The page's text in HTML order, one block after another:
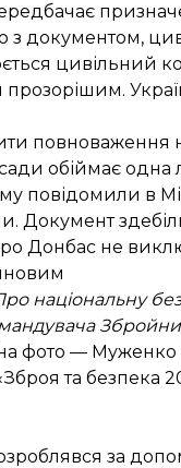
з документом,
цивільний
прозорішим.
обіймає
повідомили в
Документ
Донбас не
національну
фото — Муженко
та безпека
за